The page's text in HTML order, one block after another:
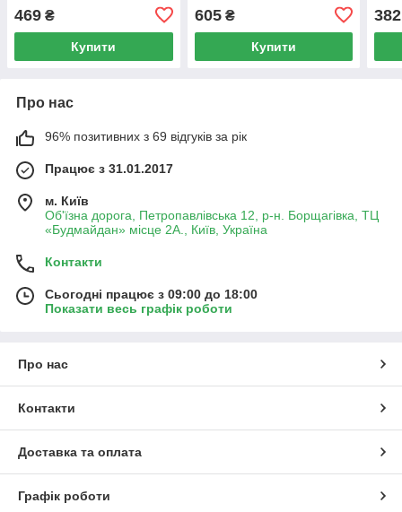
469 ₴
Купити
605₴
Купити
382
Про нас
96% позитивних з 69 відгуків за рік
Працює з 31.01.2017
м. Київ
Об'їзна дорога, Петропавлівська 12, р-н. Борщагівка, ТЦ
«Будмайдан» місце 2А., Київ, Україна
Контакти
Сьогодні працює з 09:00 до 18:00
Показати весь графік роботи
Про нас
Контакти
Доставка та оплата
Графік роботи